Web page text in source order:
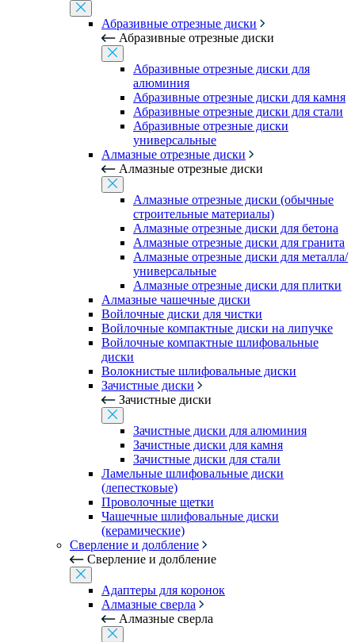
Абразивные отрезные диски
Абразивные отрезные диски
Абразивные отрезные диски для
алюминия
Абразивные отрезные диски для камня
Абразивные отрезные диски для стали
Абразивные отрезные диски
универсальные
Алмазные отрезные диски
Алмазные отрезные диски
Алмазные отрезные диски (обычные
строительные материалы)
Алмазные отрезные диски для бетона
Алмазные отрезные диски для гранита
Алмазные отрезные диски для металла/
универсальные
Алмазные отрезные диски для плитки
Алмазные чашечные диски
Войлочные диски для чистки
Войлочные компактные диски на липучке
Войлочные компактные шлифовальные
диски
Волокнистые шлифовальные диски
Зачистные диски
Зачистные диски
Зачистные диски для алюминия
Зачистные диски для камня
Зачистные диски для стали
Ламельные шлифовальные диски
(лепестковые)
Проволочные щетки
Чашечные шлифовальные диски
(керамические)
Сверление и долбление
Сверление и долбление
Адаптеры для коронок
Алмазные сверла
Алмазные сверла